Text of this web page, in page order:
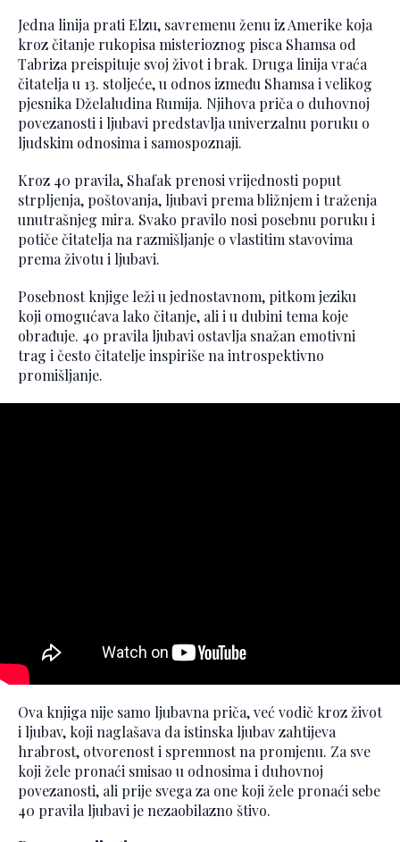
Jedna linija prati Elzu, savremenu ženu iz Amerike koja
kroz čitanje rukopisa misterioznog pisca Shamsa od
Tabriza preispituje svoj život i brak. Druga linija vraća
čitatelja u 13. stoljeće, u odnos između Shamsa i velikog
pjesnika Dželaludina Rumija. Njihova priča o duhovnoj
povezanosti i ljubavi predstavlja univerzalnu poruku o
ljudskim odnosima i samospoznaji.
Kroz 40 pravila, Shafak prenosi vrijednosti poput
strpljenja, poštovanja, ljubavi prema bližnjem i traženja
unutrašnjeg mira. Svako pravilo nosi posebnu poruku i
potiče čitatelja na razmišljanje o vlastitim stavovima
prema životu i ljubavi.
Posebnost knjige leži u jednostavnom, pitkom jeziku
koji omogućava lako čitanje, ali i u dubini tema koje
obrađuje. 40 pravila ljubavi ostavlja snažan emotivni
trag i često čitatelje inspiriše na introspektivno
promišljanje.
Ova knjiga nije samo ljubavna priča, već vodič kroz život
i ljubav, koji naglašava da istinska ljubav zahtijeva
hrabrost, otvorenost i spremnost na promjenu. Za sve
koji žele pronaći smisao u odnosima i duhovnoj
povezanosti, ali prije svega za one koji žele pronaći sebe
40 pravila ljubavi je nezaobilazno štivo.